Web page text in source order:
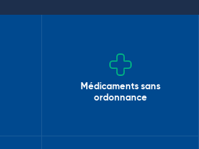
Médicaments sans
ordonnance